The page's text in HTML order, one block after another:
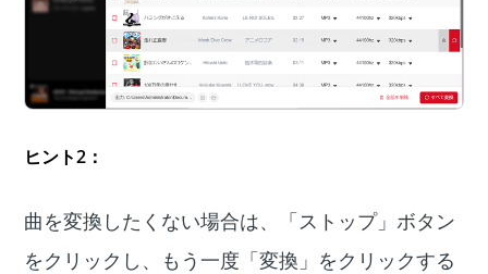
ヒント2：
曲を変換したくない場合は、「ストップ」ボタン
をクリックし、もう一度「変換」をクリックする